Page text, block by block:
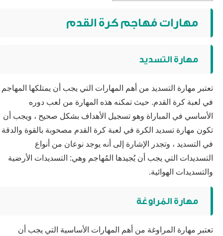
مهارات مُهاجم كرة القدم
مهارة التسديد
تعتبر مهارة التسديد من أهم المهارات التي يجب أن يمتلكها المهاجم
في لعبة كرة القدم. حيث تمكنه هذه المهارة من لعب دوره
الأساسي في المباراة وهو تسجيل الأهداف بشكل صحيح ، ويجب أن
تكون مهارة تسديد الكرة في لعبة كرة القدم مصحوبة بالقوة والدقة
في التسديد ، وتجدر الإشارة إلى أنه يوجد نوعان من أنواع
التسديدات التي يجب أن يُجيدها المُهاجم وهي: التسديدات الأرضية
والتسديدات الهوائية.
مهارة المُراوغة
تعتبر مهارة المراوغة من أهم المهارات الأساسية التي يجب أن